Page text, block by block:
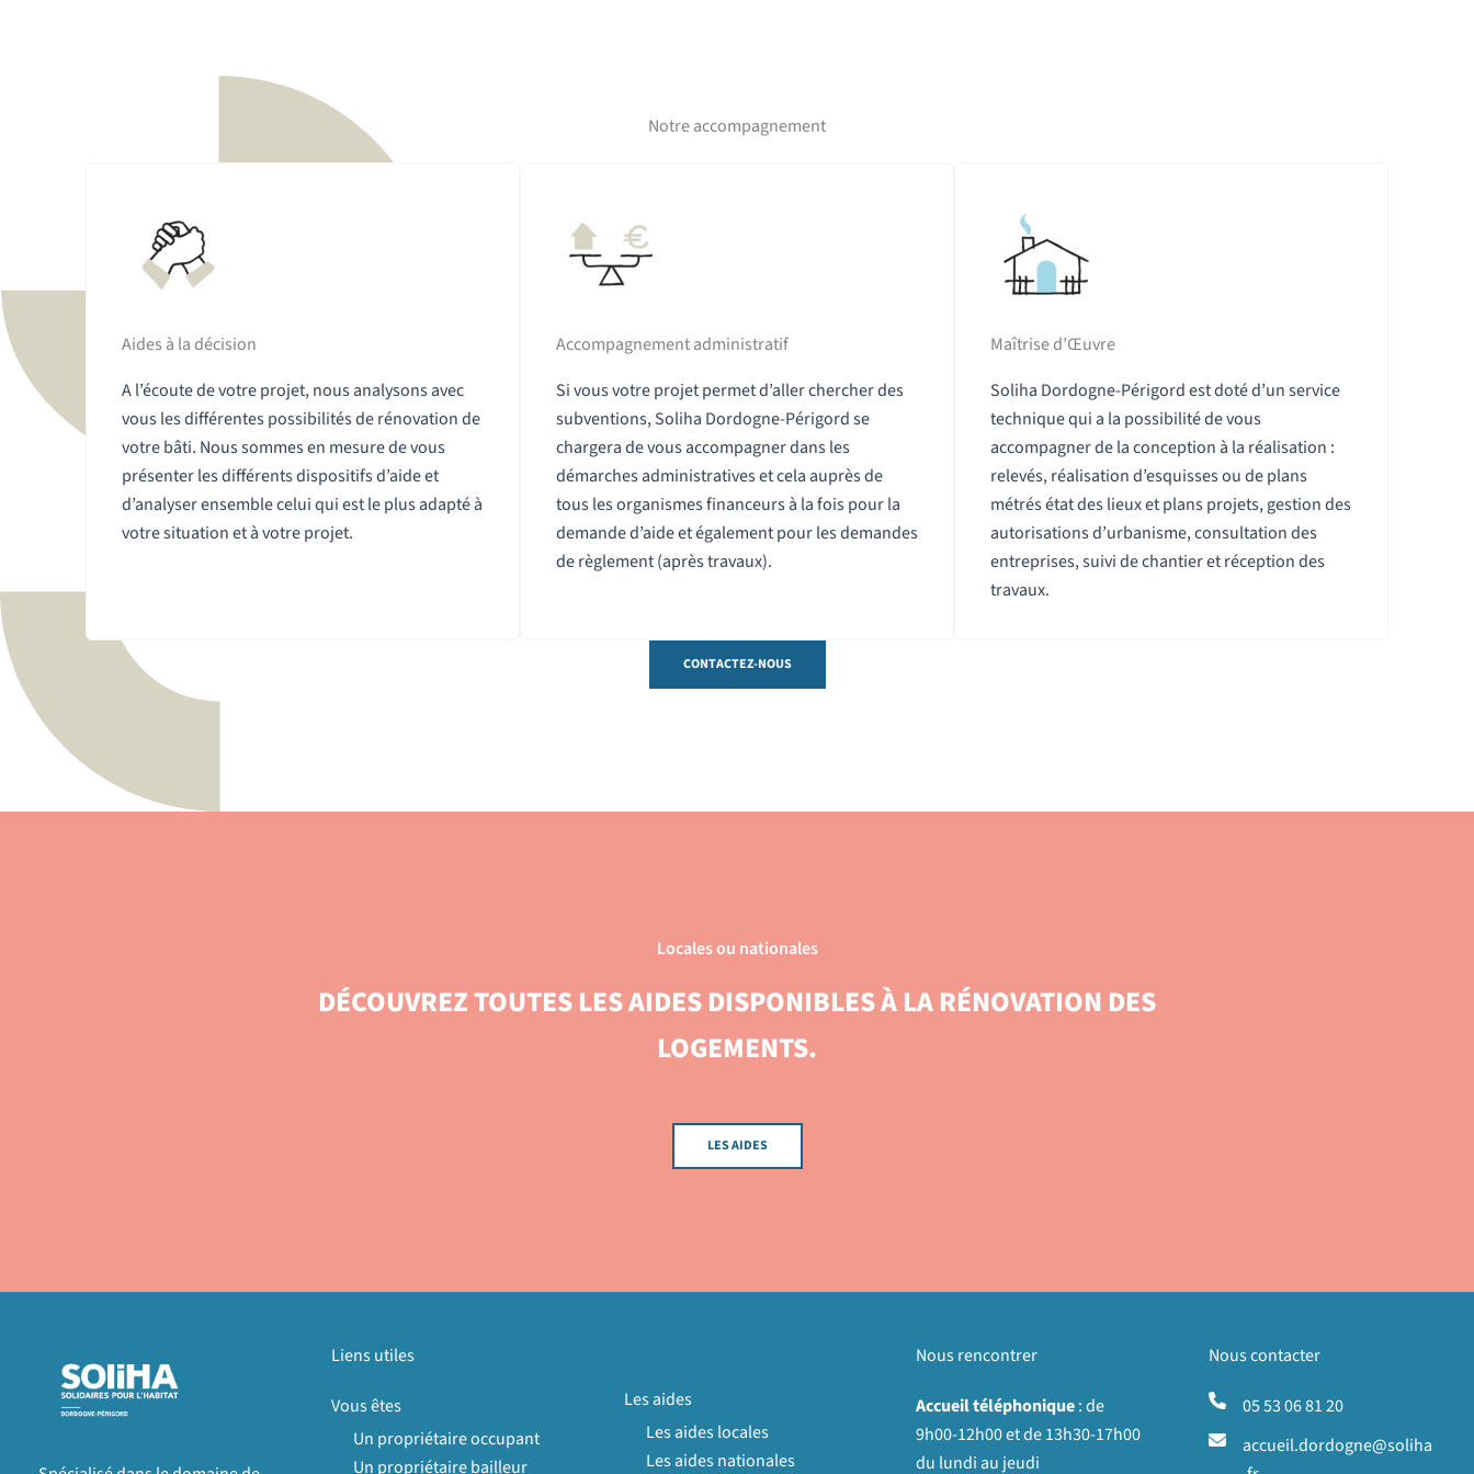
Notre accompagnement
Aides à la décision
A l’écoute de votre projet, nous analysons avec
vous les différentes possibilités de rénovation de
votre bâti. Nous sommes en mesure de vous
présenter les différents dispositifs d’aide et
d’analyser ensemble celui qui est le plus adapté à
votre situation et à votre projet.
Accompagnement administratif
Si vous votre projet permet d’aller chercher des
subventions, Soliha Dordogne-Périgord se
chargera de vous accompagner dans les
démarches administratives et cela auprès de
tous les organismes financeurs à la fois pour la
demande d’aide et également pour les demandes
de règlement (après travaux).
Maîtrise d’Œuvre
Soliha Dordogne-Périgord est doté d’un service
technique qui a la possibilité de vous
accompagner de la conception à la réalisation :
relevés, réalisation d’esquisses ou de plans
métrés état des lieux et plans projets, gestion des
autorisations d’urbanisme, consultation des
entreprises, suivi de chantier et réception des
travaux.
CONTACTEZ-NOUS
Locales ou nationales
DÉCOUVREZ TOUTES LES AIDES DISPONIBLES À LA RÉNOVATION DES
LOGEMENTS.
LES AIDES
Liens utiles
Vous êtes
Un propriétaire occupant
Un propriétaire bailleur
Les aides
Les aides locales
Les aides nationales
Nous rencontrer
Accueil téléphonique: de
9h00-12h00 et de 13h30-17h00
du lundi au jeudi
Nous contacter
05 53 06 81 20
accueil.dordogne@soliha